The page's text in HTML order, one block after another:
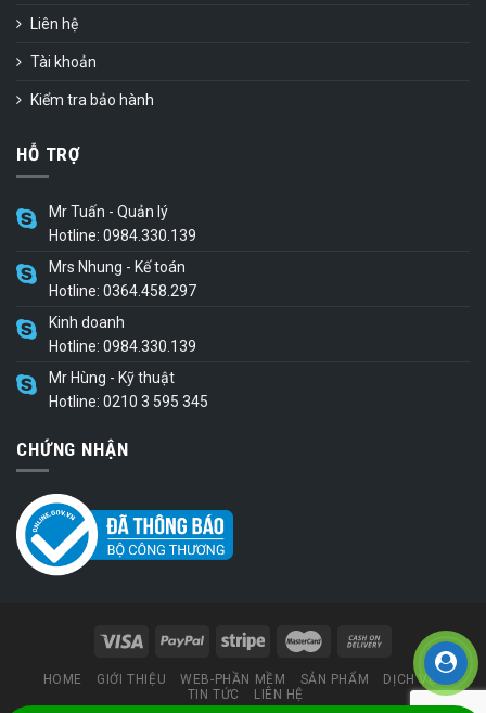
Liên hệ
Tài khoản
Kiểm tra bảo hành
HỖ TRỢ
Mr Tuấn - Quản lý
Hotline: 0984.330.139
Mrs Nhung - Kế toán
Hotline: 0364.458.297
Kinh doanh
Hotline: 0984.330.139
Mr Hùng - Kỹ thuật
Hotline: 0210 3 595 345
CHỨNG NHẬN
HOME GIỚI THIỆU WEB-PHẦN MỀM SẢN PHẨM
DỊCH VỤ
TIN TỨC
LIÊN HỆ